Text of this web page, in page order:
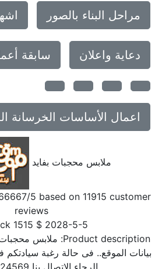
مراحل البناء بالصور
دعاية واعلان سابقة
اعمال الأساسات الخرسانة
ملابس محجبات بفايد
/5 based on11915customer
reviews
2028-5-5
$
1515
Product description: ملابس محجبات
بيانات الموقع.. فى حالة رغبة سيادتكم
الرجاء الاتصال بنا 20237624569